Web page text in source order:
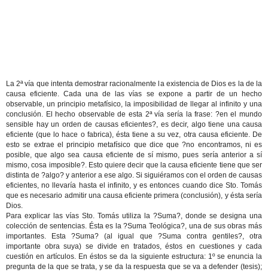
La 2ª vía que intenta demostrar racionalmente la existencia de Dios es la de la
causa eficiente. Cada una de las vías se expone a partir de un hecho
observable, un principio metafísico, la imposibilidad de llegar al infinito y una
conclusión. El hecho observable de esta 2ª vía sería la frase: ?en el mundo
sensible hay un orden de causas eficientes?, es decir, algo tiene una causa
eficiente (que lo hace o fabrica), ésta tiene a su vez, otra causa eficiente. De
esto se extrae el principio metafísico que dice que ?no encontramos, ni es
posible, que algo sea causa eficiente de sí mismo, pues sería anterior a sí
mismo, cosa imposible?. Esto quiere decir que la causa eficiente tiene que ser
distinta de ?algo? y anterior a ese algo. Si siguiéramos con el orden de causas
eficientes, no llevaría hasta el infinito, y es entonces cuando dice Sto. Tomás
que es necesario admitir una causa eficiente primera (conclusión), y ésta sería
Dios.
Para explicar las vías Sto. Tomás utiliza la ?Suma?, donde se designa una
colección de sentencias. Ésta es la ?Suma Teológica?, una de sus obras más
importantes. Esta ?Suma? (al igual que ?Suma contra gentiles?, otra
importante obra suya) se divide en tratados, éstos en cuestiones y cada
cuestión en artículos. En éstos se da la siguiente estructura: 1º se enuncia la
pregunta de la que se trata, y se da la respuesta que se va a defender (tesis);